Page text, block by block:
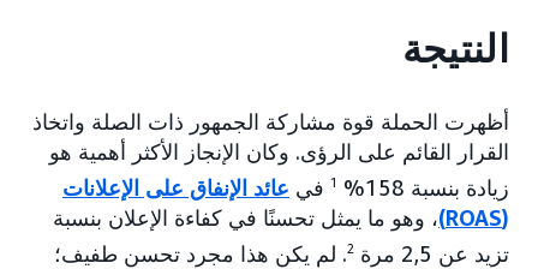
النتيجة
أظهرت الحملة قوة مشاركة الجمهور ذات الصلة واتخاذ
القرار القائم على الرؤى. وكان الإنجاز الأكثر أهمية هو
زيادة بنسبة 158%
1 في عائد الإنفاق على الإعلانات
(ROAS)
، وهو ما يمثل تحسنًا في كفاءة الإعلان بنسبة
تزيد عن 2,5 مرة
2. لم يكن هذا مجرد تحسن طفيف؛